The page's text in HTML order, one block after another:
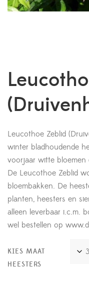
Leucothoe Zeblid
winter bladhoudende
voorjaar witte
De Leucothoe Zeblid
bloembakken. De
planten, heesters en
alleen leverbaar i.c.m.
wel bestellen op
KIES MAAT
HEESTERS